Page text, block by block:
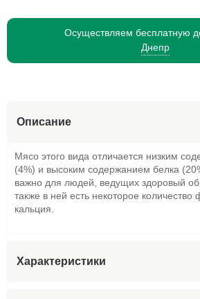
Осуществляем бесплатную
Днепр
Описание
Мясо этого вида отличается низким
(4%) и высоким содержанием белка
важно для людей, ведущих здоровый
также в ней есть некоторое
кальция.
Характеристики